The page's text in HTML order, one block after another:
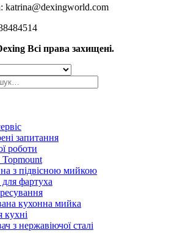
katrina@dexingworld.com
Всі права захищені.
запитання
роботи
з підвісною мийкою
фартуха
кухонна мийка
кухні
з нержавіючої сталі